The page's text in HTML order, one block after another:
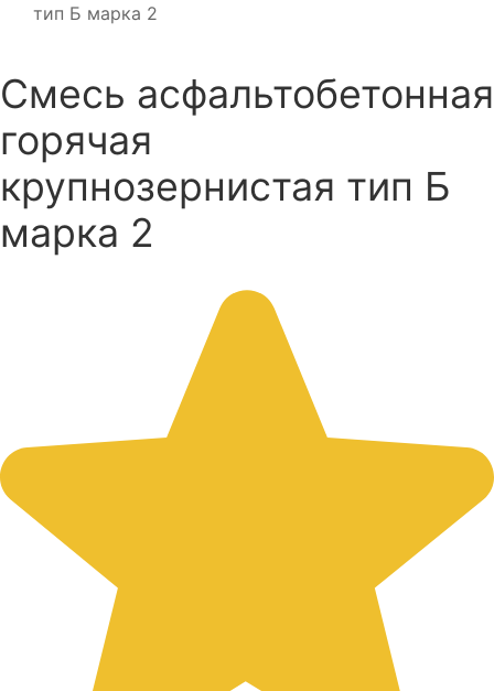
тип Б марка 2
Смесь асфальтобетонная
горячая
крупнозернистая тип Б
марка 2